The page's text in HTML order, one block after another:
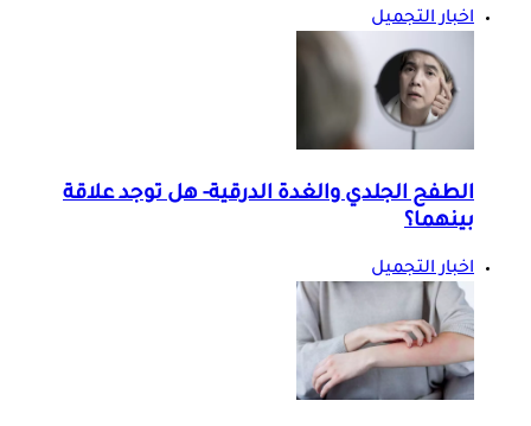
اخبار التجميل
الطفح الجلدي والغدة الدرقية- هل توجد علاقة
بينهما؟
اخبار التجميل